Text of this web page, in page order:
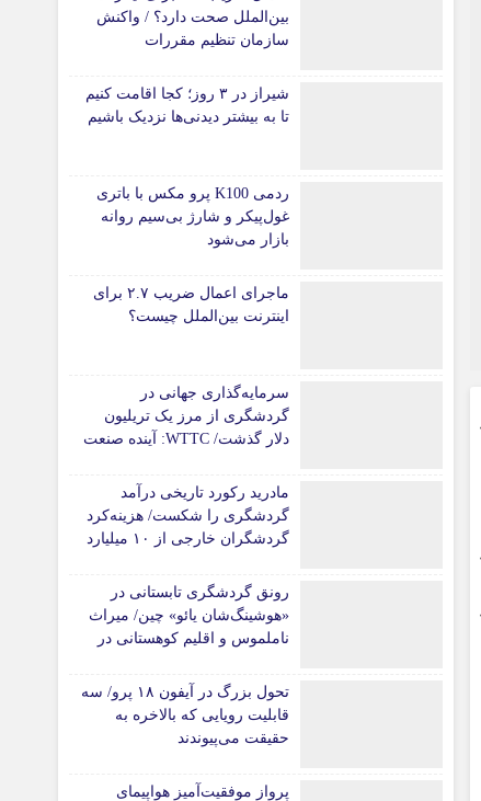
بین‌الملل صحت دارد؟ / واکنش
سازمان تنظیم مقررات
شیراز در ۳ روز؛ کجا اقامت کنیم
تا به بیشتر دیدنی‌ها نزدیک باشیم
ردمی K100 پرو مکس با باتری
غول‌پیکر و شارژ بی‌سیم روانه
بازار می‌شود
ماجرای اعمال ضریب ۲.۷ برای
اینترنت بین‌الملل چیست؟
سرمایه‌گذاری جهانی در
گردشگری از مرز یک تریلیون
دلار گذشت/ WTTC: آینده صنعت
جهانی تضمین می‌شود
مادرید رکورد تاریخی درآمد
گردشگری را شکست/ هزینه‌کرد
گردشگران خارجی از ۱۰ میلیارد
رونق گردشگری تابستانی در
«هوشینگ‌شان یائو» چین/ میراث
ناملموس و اقلیم کوهستانی در
تحول بزرگ در آیفون ۱۸ پرو/ سه
قابلیت رویایی که بالاخره به
حقیقت می‌پیوندند
پرواز موفقیت‌آمیز هواپیمای